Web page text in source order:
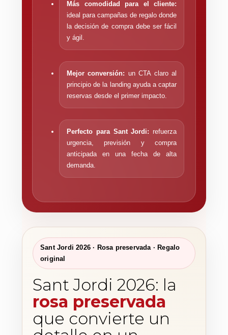
Más comodidad para el cliente:
ideal para campañas de regalo donde
la decisión de compra debe ser fácil
y ágil.
Mejor conversión: un CTA claro al
principio de la landing ayuda a captar
reservas desde el primer impacto.
Perfecto para Sant Jordi: refuerza
urgencia, previsión y compra
anticipada en una fecha de alta
demanda.
Sant Jordi 2026 · Rosa preservada · Regalo
original
Sant Jordi 2026: la
rosa preservada
que convierte un